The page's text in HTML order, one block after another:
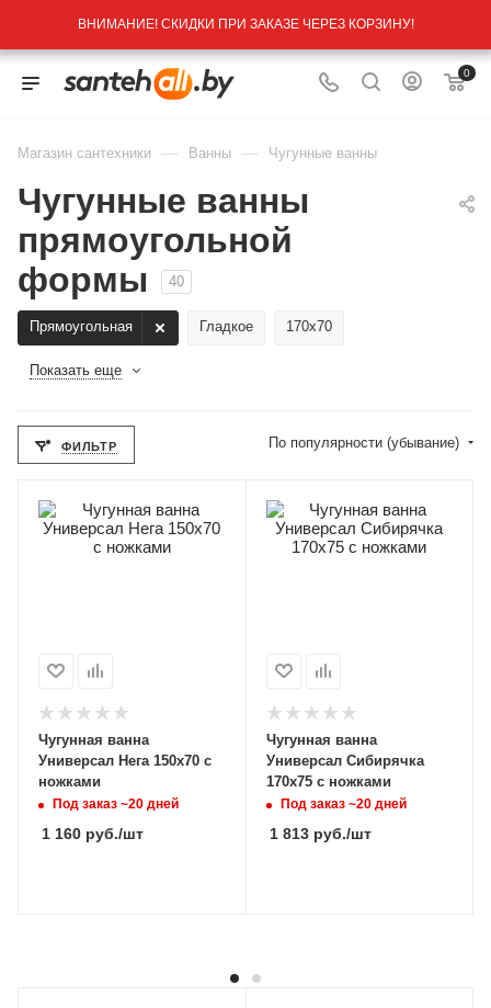
ВНИМАНИЕ! СКИДКИ ПРИ ЗАКАЗЕ ЧЕРЕЗ КОРЗИНУ!
0
Магазин сантехники — Ванны — Чугунные ванны
Чугунные ванны
прямоугольной
формы
40
Прямоугольная Гладкое 170x70
Показать еще
ФИЛЬТР По популярности (убывание)
Чугунная ванна
Универсал Нега 150х70 с
ножками
Под заказ ~20 дней
1 160 руб./шт
Чугунная ванна
Универсал Сибирячка
170x75 с ножками
Под заказ ~20 дней
1 813руб./шт